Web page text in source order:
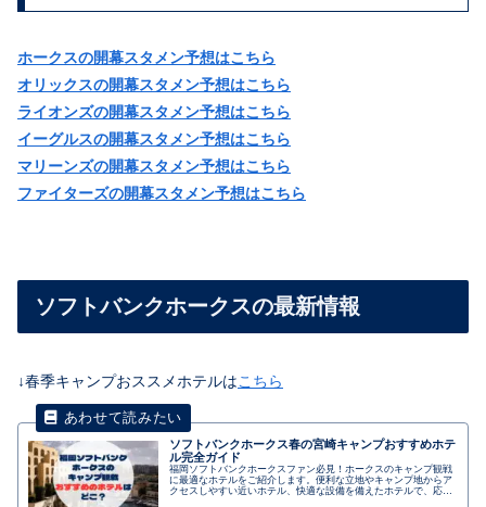
ホークスの開幕スタメン予想はこちら
オリックスの開幕スタメン予想はこちら
ライオンズの開幕スタメン予想はこちら
イーグルスの開幕スタメン予想はこちら
マリーンズの開幕スタメン予想はこちら
ファイターズの開幕スタメン予想はこちら
ソフトバンクホークスの最新情報
↓春季キャンプおススメホテルはこちら
ソフトバンクホークス春の宮崎キャンプおすすめホテ
ル完全ガイド
福岡ソフトバンクホークスファン必見！ホークスのキャンプ観戦
に最適なホテルをご紹介します。便利な立地やキャンプ地からア
クセスしやすい近いホテル、快適な設備を備えたホテルで、応援